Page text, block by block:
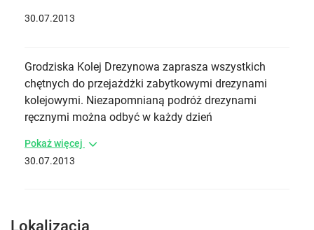
30.07.2013
Grodziska Kolej Drezynowa zaprasza wszystkich
chętnych do przejażdżki zabytkowymi drezynami
kolejowymi. Niezapomnianą podróż drezynami
ręcznymi można odbyć w każdy dzień
Pokaż więcej
30.07.2013
Lokalizacja